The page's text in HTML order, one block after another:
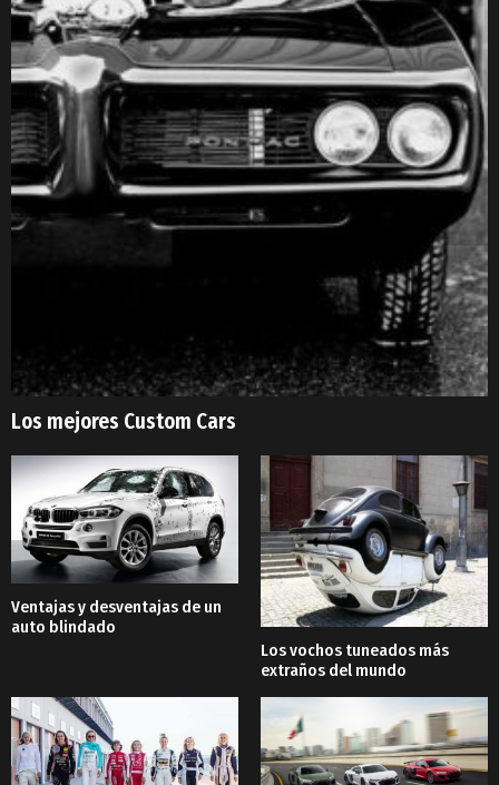
Los mejores Custom Cars
Ventajas y desventajas de un
auto blindado
Los vochos tuneados más
extraños del mundo